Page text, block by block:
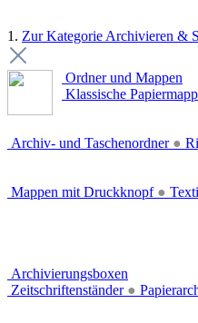
1. Zur Kategorie Archivieren &
Ordner und Mappen
Klassische
Archiv- und Taschenordner ●
Mappen mit Druckknopf ●
Archivierungsboxen
Zeitschriftenständer ●